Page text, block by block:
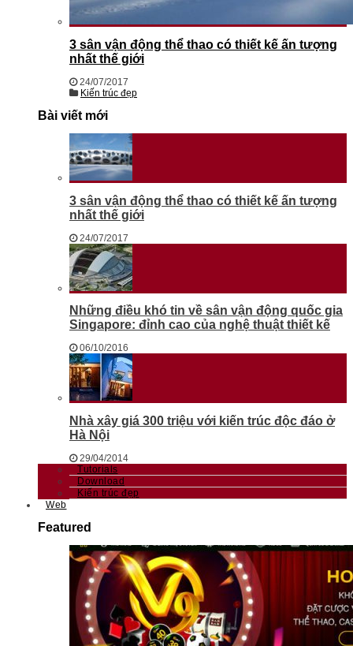
3 sân vận động thể thao có thiết kế ấn tượng
nhất thế giới
24/07/2017
Kiến trúc đẹp
Bài viết mới
3 sân vận động thể thao có thiết kế ấn tượng
nhất thế giới
24/07/2017
Những điều khó tin về sân vận động quốc gia
Singapore: đỉnh cao của nghệ thuật thiết kế
06/10/2016
Nhà xây giá 300 triệu với kiến trúc độc đáo ở
Hà Nội
29/04/2014
Tutorials
Download
Kiến trúc đẹp
Web
Featured